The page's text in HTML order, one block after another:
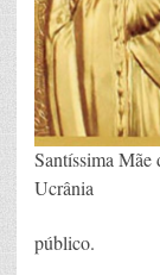
Santíssima Mãe
Ucrânia
público.